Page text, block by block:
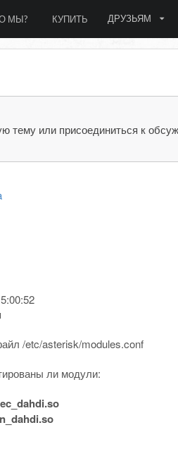
МЫ? КУПИТЬ ДРУЗЬЯМ
тему или присоединиться к
/etc/asterisk/modules.conf
ли модули: